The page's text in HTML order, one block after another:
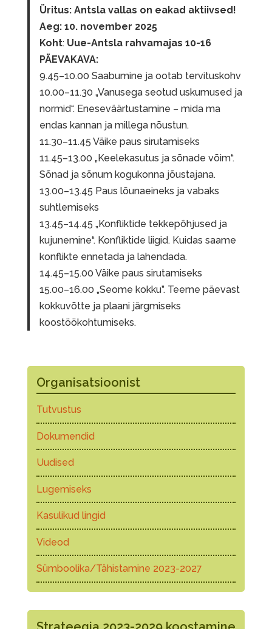
Üritus: Antsla vallas on eakad aktiivsed!
Aeg: 10. november 2025
Koht: Uue-Antsla rahvamajas 10-16
PÄEVAKAVA:
9.45–10.00 Saabumine ja ootab tervituskohv
10.00–11.30 „Vanusega seotud uskumused ja
normid“. Eneseväärtustamine – mida ma
endas kannan ja millega nõustun.
11.30–11.45 Väike paus sirutamiseks
11.45–13.00 „Keelekasutus ja sõnade võim“.
Sõnad ja sõnum kogukonna jõustajana.
13.00–13.45 Paus lõunaeineks ja vabaks
suhtlemiseks
13.45–14.45 „Konfliktide tekkepõhjused ja
kujunemine“. Konfliktide liigid. Kuidas saame
konflikte ennetada ja lahendada.
14.45–15.00 Väike paus sirutamiseks
15.00–16.00 „Seome kokku”. Teeme päevast
kokkuvõtte ja plaani järgmiseks
koostöökohtumiseks.
Organisatsioonist
Tutvustus
Dokumendid
Uudised
Lugemiseks
Kasulikud lingid
Videod
Sümboolika/Tähistamine 2023-2027